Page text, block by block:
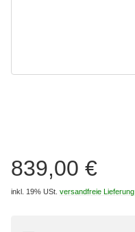
839,00 €
inkl. 19% USt. versandfreie Lieferung